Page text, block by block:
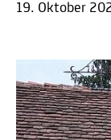
19. Oktober